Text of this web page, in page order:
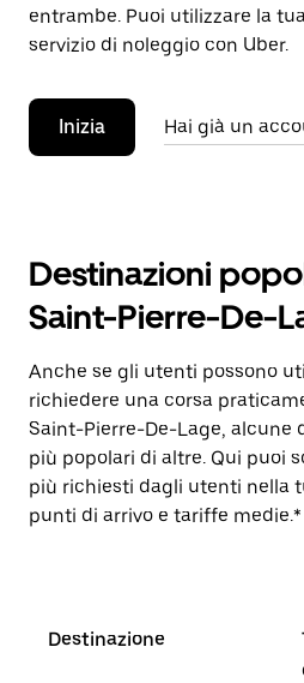
entrambe. Puoi utilizzare la
servizio di noleggio con Uber.
Inizia Hai già un
Destinazioni
Saint-Pierre-De-
Anche se gli utenti possono
richiedere una corsa
Saint-Pierre-De-Lage, alcune
più popolari di altre. Qui puoi
più richiesti dagli utenti nella
punti di arrivo e tariffe medie.*
Destinazione